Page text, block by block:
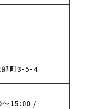
郎町3-5-4
〜15:00 /